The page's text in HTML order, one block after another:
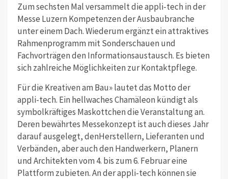
Zum sechsten Mal versammelt die appli-tech in der
Messe Luzern Kompetenzen der Ausbaubranche
unter einem Dach. Wiederum ergänzt ein attraktives
Rahmenprogramm mit Sonderschauen und
Fachvorträgen den Informationsaustausch. Es bieten
sich zahlreiche Möglichkeiten zur Kontaktpflege.
Für die Kreativen am Bau» lautet das Motto der
appli-tech. Ein hellwaches Chamäleon kündigt als
symbolkräftiges Maskottchen die Veranstaltung an.
Deren bewährtes Messekonzept ist auch dieses Jahr
darauf ausgelegt, denHerstellern, Lieferanten und
Verbänden, aber auch den Handwerkern, Planern
und Architekten vom 4. bis zum 6. Februar eine
Plattform zubieten. An der appli-tech können sie